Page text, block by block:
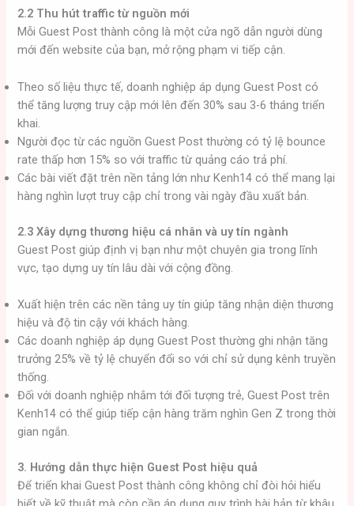
2.2 Thu hút traffic từ nguồn mới
Mỗi Guest Post thành công là một cửa ngõ dẫn người dùng
mới đến website của bạn, mở rộng phạm vi tiếp cận.
Theo số liệu thực tế, doanh nghiệp áp dụng Guest Post có
thể tăng lượng truy cập mới lên đến 30% sau 3-6 tháng triển
khai.
Người đọc từ các nguồn Guest Post thường có tỷ lệ bounce
rate thấp hơn 15% so với traffic từ quảng cáo trả phí.
Các bài viết đặt trên nền tảng lớn như Kenh14 có thể mang lại
hàng nghìn lượt truy cập chỉ trong vài ngày đầu xuất bản.
2.3 Xây dựng thương hiệu cá nhân và uy tín ngành
Guest Post giúp định vị bạn như một chuyên gia trong lĩnh
vực, tạo dựng uy tín lâu dài với cộng đồng.
Xuất hiện trên các nền tảng uy tín giúp tăng nhận diện thương
hiệu và độ tin cậy với khách hàng.
Các doanh nghiệp áp dụng Guest Post thường ghi nhận tăng
trưởng 25% về tỷ lệ chuyển đổi so với chỉ sử dụng kênh truyền
thống.
Đối với doanh nghiệp nhắm tới đối tượng trẻ, Guest Post trên
Kenh14 có thể giúp tiếp cận hàng trăm nghìn Gen Z trong thời
gian ngắn.
3. Hướng dẫn thực hiện Guest Post hiệu quả
Để triển khai Guest Post thành công không chỉ đòi hỏi hiểu